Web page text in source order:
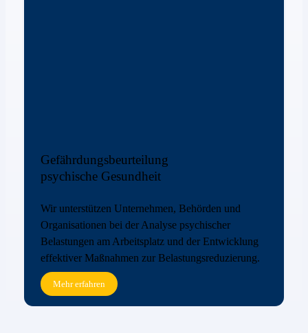
Gefährdungsbeurteilung
psychische Gesundheit
Wir unterstützen Unternehmen, Behörden und
Organisationen bei der Analyse psychischer
Belastungen am Arbeitsplatz und der Entwicklung
effektiver Maßnahmen zur Belastungsreduzierung.
Mehr erfahren